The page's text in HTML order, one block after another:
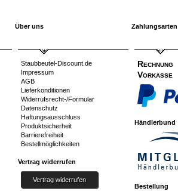
Über uns
Staubbeutel-Discount.de
Impressum
AGB
Lieferkonditionen
Widerrufsrecht-/Formular
Datenschutz
Haftungsausschluss
Produktsicherheit
Barrierefreiheit
Bestellmöglichkeiten
Vertrag widerrufen
Vertrag widerrufen
Zahlungsarten
Rechnung
Vorkasse
Händlerbund
Bestellung